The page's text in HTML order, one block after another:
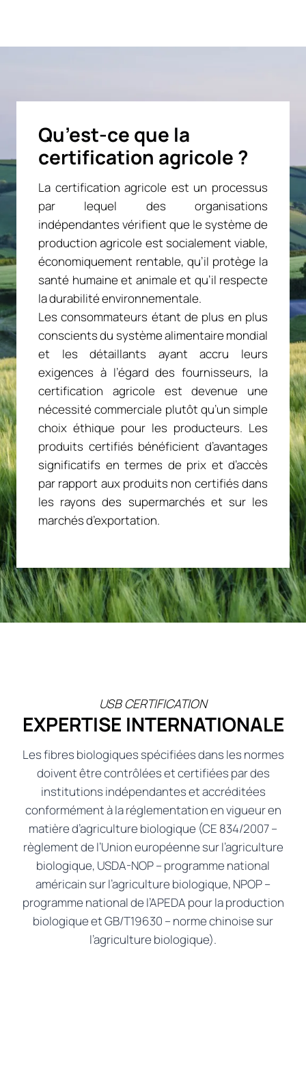
Qu’est-ce que la
certification agricole ?
La certification agricole est un processus
par lequel des organisations
indépendantes vérifient que le système de
production agricole est socialement viable,
économiquement rentable, qu’il protège la
santé humaine et animale et qu’il respecte
la durabilité environnementale.
Les consommateurs étant de plus en plus
conscients du système alimentaire mondial
et les détaillants ayant accru leurs
exigences à l’égard des fournisseurs, la
certification agricole est devenue une
nécessité commerciale plutôt qu’un simple
choix éthique pour les producteurs. Les
produits certifiés bénéficient d’avantages
significatifs en termes de prix et d’accès
par rapport aux produits non certifiés dans
les rayons des supermarchés et sur les
marchés d’exportation.
USB CERTIFICATION
EXPERTISE INTERNATIONALE
Les fibres biologiques spécifiées dans les normes
doivent être contrôlées et certifiées par des
institutions indépendantes et accréditées
conformément à la réglementation en vigueur en
matière d’agriculture biologique (CE 834/2007 –
règlement de l’Union européenne sur l’agriculture
biologique, USDA-NOP – programme national
américain sur l’agriculture biologique, NPOP –
programme national de l’APEDA pour la production
biologique et GB/T19630 – norme chinoise sur
l’agriculture biologique).